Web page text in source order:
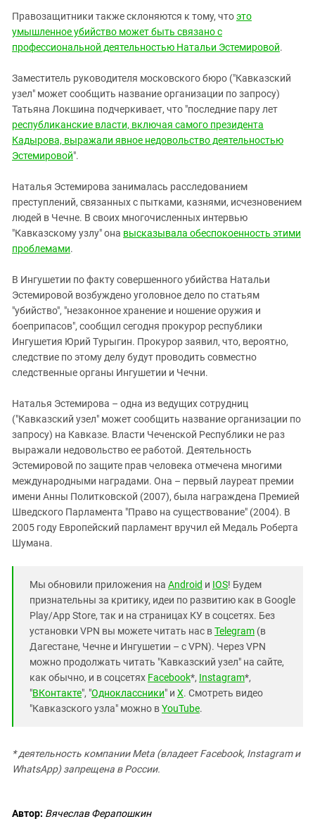
Правозащитники также склоняются к тому, чтоэто
умышленное убийство может быть связано с
профессиональной деятельностью Натальи Эстемировой.
Заместитель руководителя московского бюро ("Кавказский
узел" может сообщить название организации по запросу)
Татьяна Локшина подчеркивает, что "последние пару лет
республиканские власти, включая самого президента
Кадырова, выражали явное недовольство деятельностью
Эстемировой".
Наталья Эстемирова занималась расследованием
преступлений, связанных с пытками, казнями, исчезновением
людей в Чечне. В своих многочисленных интервью
"Кавказскому узлу" она высказывала обеспокоенность этими
проблемами.
В Ингушетии по факту совершенного убийства Натальи
Эстемировой возбуждено уголовное дело по статьям
"убийство", "незаконное хранение и ношение оружия и
боеприпасов", сообщил сегодня прокурор республики
Ингушетия Юрий Турыгин. Прокурор заявил, что, вероятно,
следствие по этому делу будут проводить совместно
следственные органы Ингушетии и Чечни.
Наталья Эстемирова – одна из ведущих сотрудниц
("Кавказский узел" может сообщить название организации по
запросу) на Кавказе. Власти Чеченской Республики не раз
выражали недовольство ее работой. Деятельность
Эстемировой по защите прав человека отмечена многими
международными наградами. Она – первый лауреат премии
имени Анны Политковской (2007), была награждена Премией
Шведского Парламента "Право на существование" (2004). В
2005 году Европейский парламент вручил ей Медаль Роберта
Шумана.
Мы обновили приложения на Android и IOS! Будем
признательны за критику, идеи по развитию как в Google
Play/App Store, так и на страницах КУ в соцсетях. Без
установки VPN вы можете читать нас вTelegram (в
Дагестане, Чечне и Ингушетии – с VPN). Через VPN
можно продолжать читать "Кавказский узел" на сайте,
как обычно, и в соцсетях Facebook*, Instagram*,
"ВКонтакте", "Одноклассники" и X. Смотреть видео
"Кавказского узла" можно вYouTube.
* деятельность компании Meta (владеет Facebook, Instagram и
WhatsApp) запрещена в России.
Автор: Вячеслав Ферапошкин